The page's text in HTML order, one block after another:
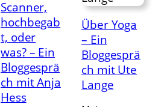
Scanner,
hochbegab
t, oder
was? – Ein
Bloggesprä
ch mit Anja
Hess
Über Yoga
– Ein
Bloggesprä
ch mit Ute
Lange